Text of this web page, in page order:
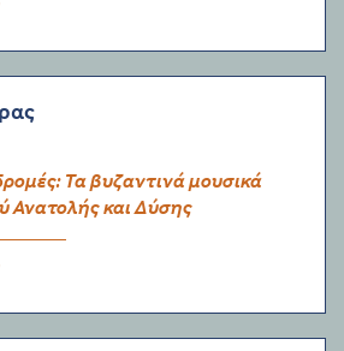
Τα βυζαντινά μουσικά
Ανατολής και Δύσης